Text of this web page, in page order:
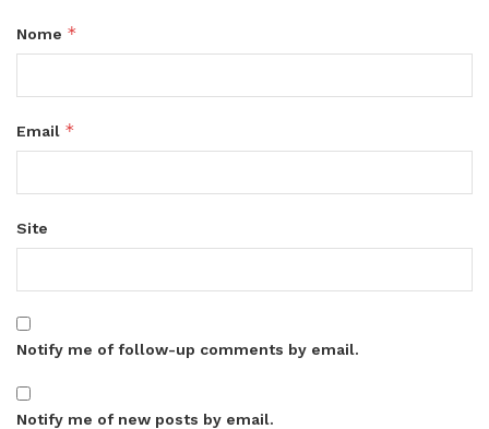
Nome *
Email *
Site
Notify me of follow-up comments by email.
Notify me of new posts by email.